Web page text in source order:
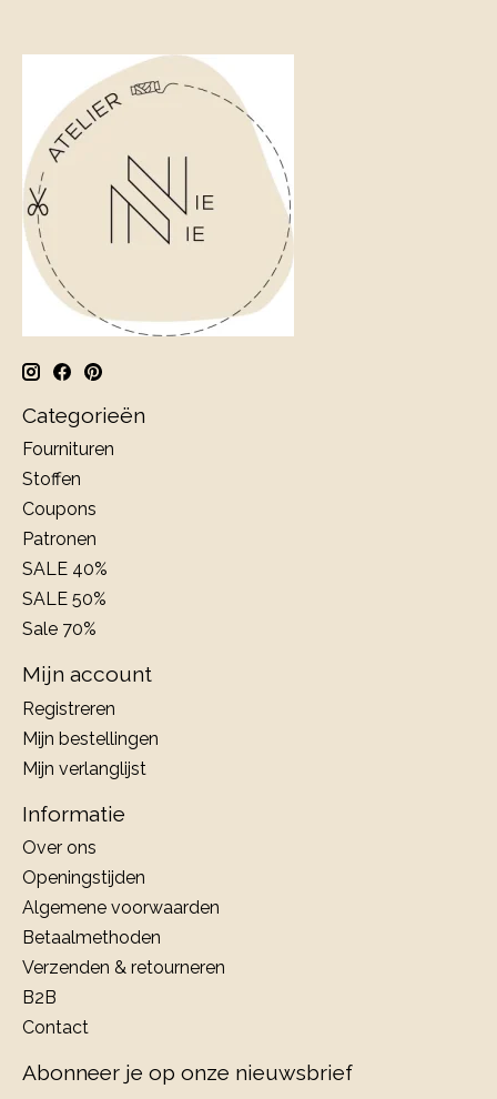
Categorieën
Fournituren
Stoffen
Coupons
Patronen
SALE 40%
SALE 50%
Sale 70%
Mijn account
Registreren
Mijn bestellingen
Mijn verlanglijst
Informatie
Over ons
Openingstijden
Algemene voorwaarden
Betaalmethoden
Verzenden & retourneren
B2B
Contact
Abonneer je op onze nieuwsbrief